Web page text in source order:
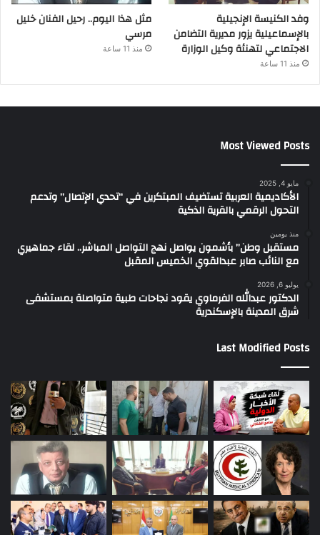
وفد الكنيسة الإنجيلية
بالإسماعيلية يزور مديرية التضامن
الاجتماعي لتهنئة وكيل الوزارة
منذ 11 ساعة
مثل هذا اليوم.. رحيل الفنان خليل
مرسي
منذ 11 ساعة
Most Viewed Posts
مايو 4, 2025
الأكاديمية العربية تستضيف المبتكرين في “تحدي الإتصال” وتدعم
التحول الرقمي بالقرية الذكية
منذ يومين
مستقبل وطن” بأشمون يواصل نهج التواصل المباشر.. لقاء جماهيري
مع النائب صابر عبدالقوي الخميس المقبل
يوليو 6, 2026
الدكتور عبدالله الفرماوي يقود نجاحات طبية متواصلة بمستشفى
شرق المدينة بالإسكندرية
Last Modified Posts